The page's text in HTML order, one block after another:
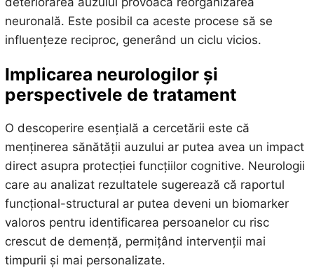
neuronală. Este posibil ca aceste procese să se
influențeze reciproc, generând un ciclu vicios.
Implicarea neurologilor și
perspectivele de tratament
O descoperire esențială a cercetării este că
menținerea sănătății auzului ar putea avea un impact
direct asupra protecției funcțiilor cognitive. Neurologii
care au analizat rezultatele sugerează că raportul
funcțional-structural ar putea deveni un biomarker
valoros pentru identificarea persoanelor cu risc
crescut de demență, permițând intervenții mai
timpurii și mai personalizate.